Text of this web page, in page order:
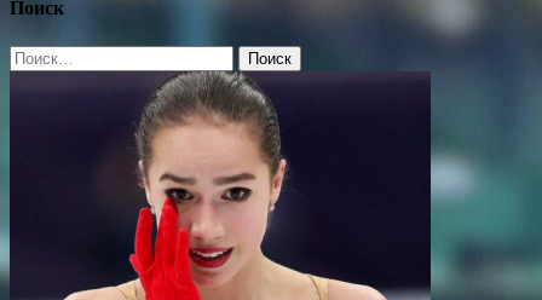
Поиск
Найти: